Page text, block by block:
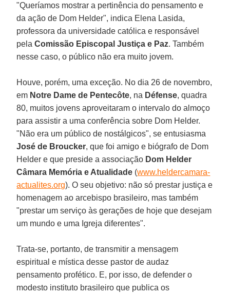
"Queríamos mostrar a pertinência do pensamento e
da ação de Dom Helder", indica Elena Lasida,
professora da universidade católica e responsável
pelaComissão Episcopal Justiça e Paz. Também
nesse caso, o público não era muito jovem.
Houve, porém, uma exceção. No dia 26 de novembro,
em Notre Dame de Pentecôte, na Défense, quadra
80, muitos jovens aproveitaram o intervalo do almoço
para assistir a uma conferência sobre Dom Helder.
"Não era um público de nostálgicos", se entusiasma
José de Broucker, que foi amigo e biógrafo de Dom
Helder e que preside a associação Dom Helder
Câmara Memória e Atualidade (www.heldercamara-
actualites.org). O seu objetivo: não só prestar justiça e
homenagem ao arcebispo brasileiro, mas também
"prestar um serviço às gerações de hoje que desejam
um mundo e uma Igreja diferentes".
Trata-se, portanto, de transmitir a mensagem
espiritual e mística desse pastor de audaz
pensamento profético. E, por isso, de defender o
modesto instituto brasileiro que publica os